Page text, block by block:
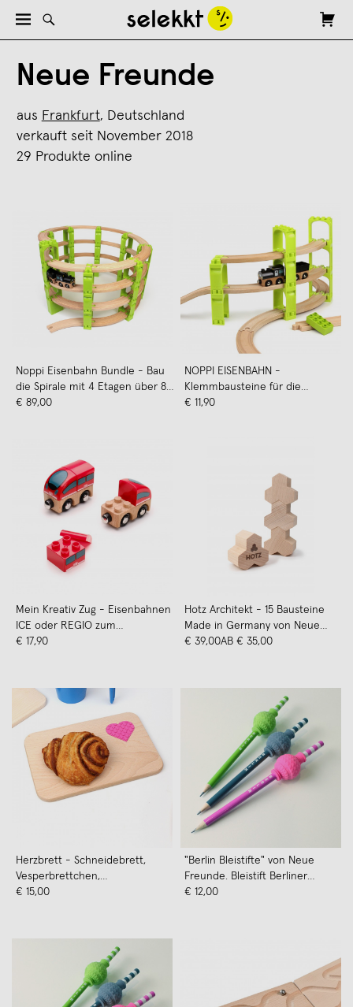
Neue Freunde
aus Frankfurt, Deutschland
verkauft seit November 2018
29 Produkte online
Noppi Eisenbahn Bundle - Bau
die Spirale mit 4 Etagen über 80
Teile. Von Neue Freunde
€ 89,00
NOPPI EISENBAHN -
Klemmbausteine für die
Holzeisenbahn, Spirale, Neue
€ 11,90
Mein Kreativ Zug - Eisenbahnen
ICE oder REGIO zum
Selberbauen. Kompatibel zu
Freunde.
€ 17,90
Hotz Architekt - 15 Bausteine
Made in Germany von Neue
Freunde
€ 39,00AB € 35,00
Herzbrett - Schneidebrett,
Vesperbrettchen,
Frühstücksbrett, mit
€ 15,00
"Berlin Bleistifte" von Neue
Freunde. Bleistift Berliner
Fernsehturm Radierer HB - 3er
€ 12,00